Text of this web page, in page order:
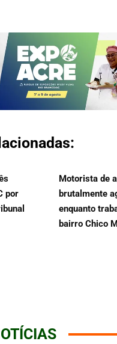
por
Motorista de
brutalmente
enquanto
bairro Chico